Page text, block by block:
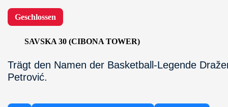
Geschlossen
SAVSKA 30 (CIBONA TOWER)
Trägt den Namen der Basketball-Legende
Petrović.